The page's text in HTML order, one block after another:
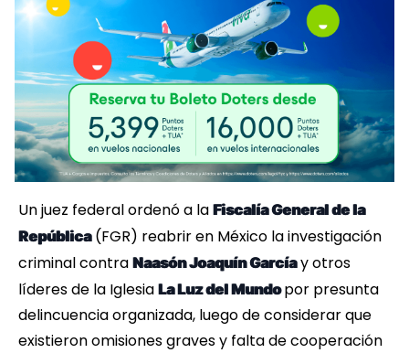
Un juez federal ordenó a la Fiscalía General de la
República(FGR) reabrir en México la investigación
criminal contra Naasón Joaquín Garcíay otros
líderes de la Iglesia La Luz del Mundopor presunta
delincuencia organizada, luego de considerar que
existieron omisiones graves y falta de cooperación